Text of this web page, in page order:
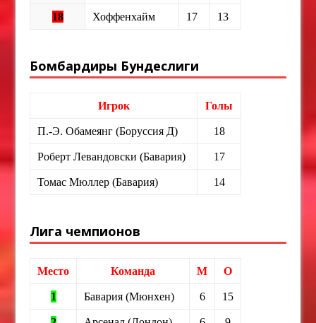
18 Хоффенхайм 17 13
Бомбардиры Бундеслиги
Игрок Голы
П.-Э. Обамеянг (Боруссия Д) 18
Роберт Левандовски (Бавария) 17
Томас Мюллер (Бавария) 14
Лига чемпионов
Место Команда М О
1 Бавария (Мюнхен) 6 15